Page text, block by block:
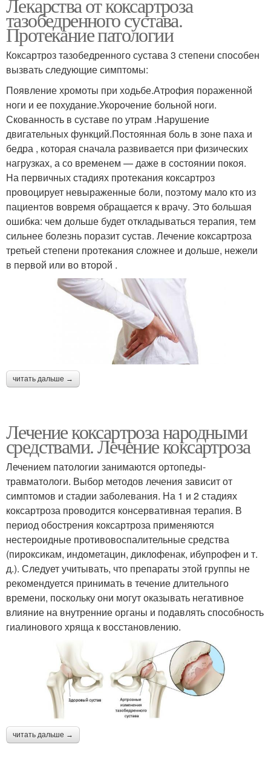
Лекарства от коксартроза
тазобедренного сустава.
Протекание патологии
Коксартроз тазобедренного сустава 3 степени способен
вызвать следующие симптомы:
Появление хромоты при ходьбе.Атрофия пораженной
ноги и ее похудание.Укорочение больной ноги.
Скованность в суставе по утрам .Нарушение
двигательных функций.Постоянная боль в зоне паха и
бедра , которая сначала развивается при физических
нагрузках, а со временем — даже в состоянии покоя.
На первичных стадиях протекания коксартроз
провоцирует невыраженные боли, поэтому мало кто из
пациентов вовремя обращается к врачу. Это большая
ошибка: чем дольше будет откладываться терапия, тем
сильнее болезнь поразит сустав. Лечение коксартроза
третьей степени протекания сложнее и дольше, нежели
в первой или во второй .
читать дальше →
Лечение коксартроза народными
средствами. Лечение коксартроза
Лечением патологии занимаются ортопеды-
травматологи. Выбор методов лечения зависит от
симптомов и стадии заболевания. На 1 и 2 стадиях
коксартроза проводится консервативная терапия. В
период обострения коксартроза применяются
нестероидные противовоспалительные средства
(пироксикам, индометацин, диклофенак, ибупрофен и т.
д.). Следует учитывать, что препараты этой группы не
рекомендуется принимать в течение длительного
времени, поскольку они могут оказывать негативное
влияние на внутренние органы и подавлять способность
гиалинового хряща к восстановлению.
читать дальше →